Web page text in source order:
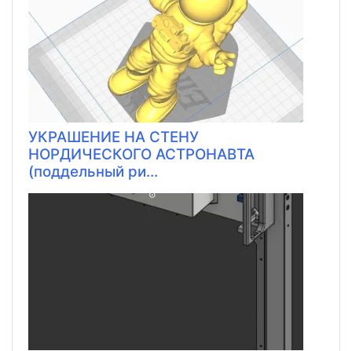
УКРАШЕНИЕ НА СТЕНУ
НОРДИЧЕСКОГО АСТРОНАВТА
(поддельный ри...